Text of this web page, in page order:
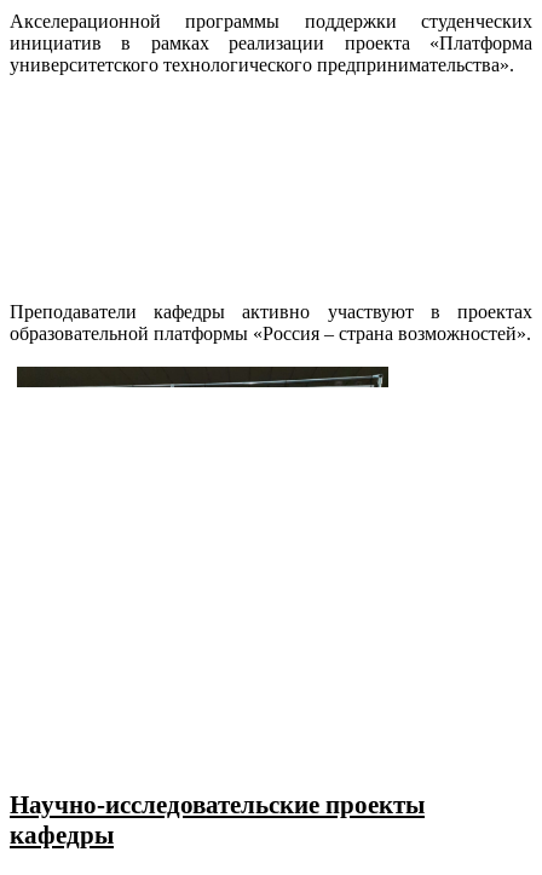
Акселерационной программы поддержки студенческих
инициатив в рамках реализации проекта «Платформа
университетского технологического предпринимательства».
Преподаватели кафедры активно участвуют в проектах
образовательной платформы «Россия – страна возможностей».
Научно-исследовательские проекты
кафедры